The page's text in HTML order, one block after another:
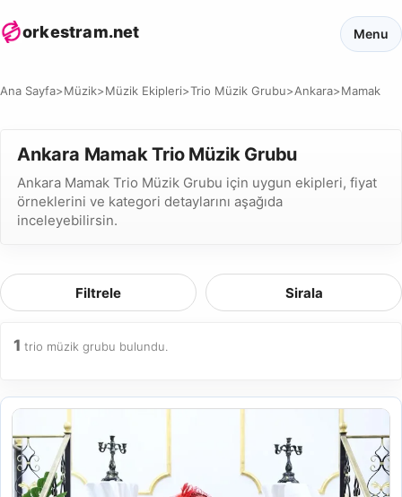
orkestram.net Menu
Ana Sayfa>Müzik>Müzik Ekipleri>Trio Müzik Grubu>Ankara>Mamak
Ankara Mamak Trio Müzik Grubu
Ankara Mamak Trio Müzik Grubu için uygun ekipleri, fiyat
örneklerini ve kategori detaylarını aşağıda
inceleyebilirsin.
Filtrele Sirala
1 trio müzik grubu bulundu.